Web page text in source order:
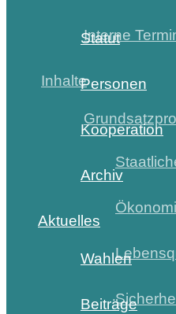
Interne
Inhalte
Statut
Personen
Kooperation
Archiv
Aktuelles
Wahlen
Beiträge